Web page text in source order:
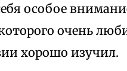
особое
очень
хорошо изучил.